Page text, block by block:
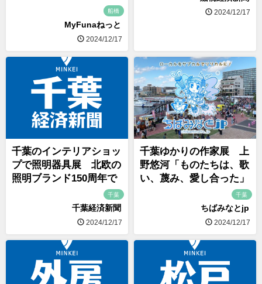
船橋
MyFunaねっと
2024/12/17
2024/12/17
千葉のインテリアショッ
プで照明器具展 北欧の
照明ブランド150周年で
千葉
千葉経済新聞
2024/12/17
千葉ゆかりの作家展 上
野悠河「ものたちは、歌
い、蔑み、愛し合った」
千葉
ちばみなとjp
2024/12/17